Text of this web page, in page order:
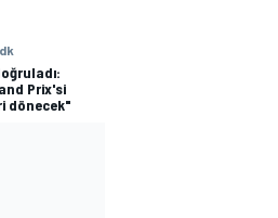
Prix'si
dönecek"